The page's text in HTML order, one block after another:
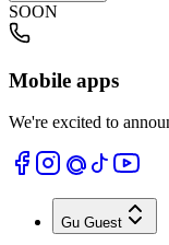
SOON
Mobile apps
We're excited to
Gu Guest